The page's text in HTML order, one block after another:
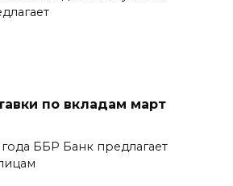
по вкладам март
ББР Банк предлагает